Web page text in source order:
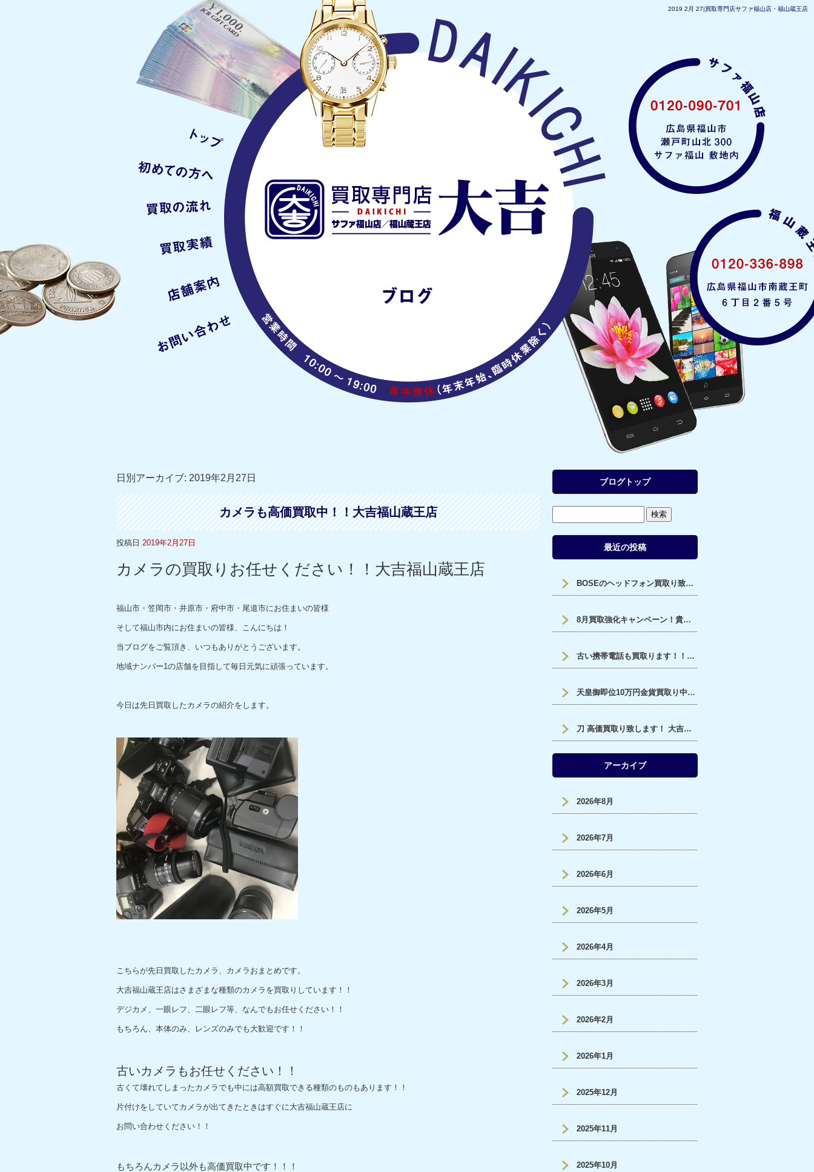
2019 2月 27|買取専門店サファ福山店・福山蔵王店
日別アーカイブ: 2019年2月27日
カメラも高価買取中！！大吉福山蔵王店
投稿日 2019年2月27日
カメラの買取りお任せください！！大吉福山蔵王店
福山市・笠岡市・井原市・府中市・尾道市にお住まいの皆様
そして福山市内にお住まいの皆様、こんにちは！
当ブログをご覧頂き、いつもありがとうございます。
地域ナンバー1の店舗を目指して毎日元気に頑張っています。
今日は先日買取したカメラの紹介をします。
こちらが先日買取したカメラ、カメラおまとめです。
大吉福山蔵王店はさまざまな種類のカメラを買取りしています！！
デジカメ、一眼レフ、二眼レフ等、なんでもお任せください！！
もちろん、本体のみ、レンズのみでも大歓迎です！！
古いカメラもお任せください！！
古くて壊れてしまったカメラでも中には高額買取できる種類のものもあります！！
片付けをしていてカメラが出てきたときはすぐに大吉福山蔵王店に
お問い合わせください！！
もちろんカメラ以外も高価買取中です！！！
ブログトップ
最近の投稿
BOSEのヘッドフォン買取り致しました‼大吉サファ福山です！
8月買取強化キャンペーン！貴金属買取UP！福山市、大吉サファ福山店です。
古い携帯電話も買取ります！！大吉福山蔵王店
天皇御即位10万円金貨買取り中です。福山市、大吉サファ福山店です。
刀 高価買取り致します！ 大吉サファ福山店です。
アーカイブ
2026年8月
2026年7月
2026年6月
2026年5月
2026年4月
2026年3月
2026年2月
2026年1月
2025年12月
2025年11月
2025年10月